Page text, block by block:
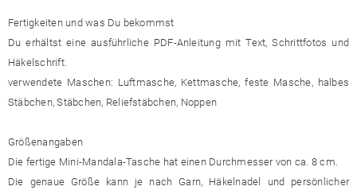
Fertigkeiten und was Du bekommst
Du erhältst eine ausführliche PDF-Anleitung mit Text, Schrittfotos und
Häkelschrift.
verwendete Maschen: Luftmasche, Kettmasche, feste Masche, halbes
Stäbchen, Stäbchen, Reliefstäbchen, Noppen
Größenangaben
Die fertige Mini-Mandala-Tasche hat einen Durchmesser von ca. 8 cm.
Die genaue Größe kann je nach Garn, Häkelnadel und persönlicher